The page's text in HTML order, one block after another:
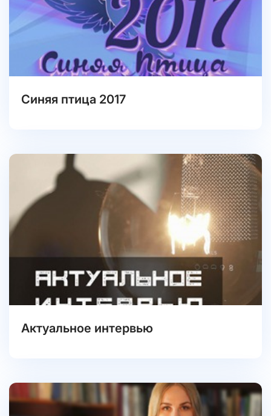
Синяя птица 2017
Актуальное интервью